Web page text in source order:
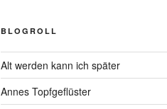
BLOGROLL
Alt werden kann ich später
Annes Topfgeflüster